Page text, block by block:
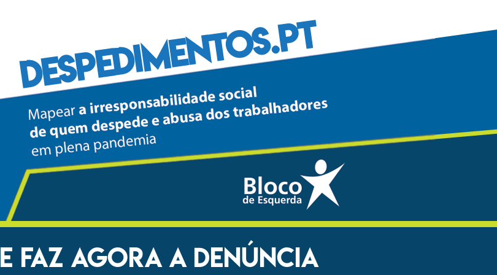
DESPEDIMENTOS.PT
E FAZ AGORA A DENÚNCIA